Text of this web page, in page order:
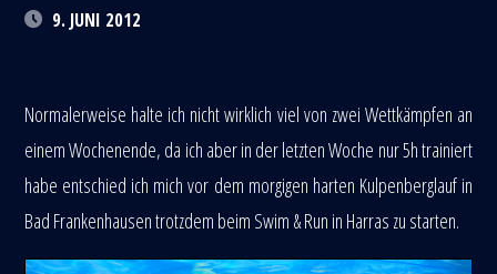
9. JUNI 2012
Normalerweise halte ich nicht wirklich viel von zwei Wettkämpfen an
einem Wochenende, da ich aber in der letzten Woche nur 5h trainiert
habe entschied ich mich vor dem morgigen harten Kulpenberglauf in
Bad Frankenhausen trotzdem beim Swim & Run in Harras zu starten.